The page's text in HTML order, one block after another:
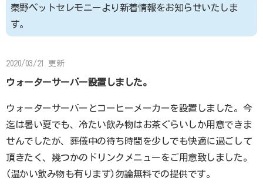
秦野ペットセレモニーより新着情報をお知らせいたしま
す。
2020/03/21 更新
ウォーターサーバー設置しました。
ウォーターサーバーとコーヒーメーカーを設置しました。今
迄は暑い夏でも、冷たい飲み物はお茶ぐらいしか用意できま
せんでしたが、葬儀中の待ち時間を少しでも快適に過ごして
頂きたく、幾つかのドリンクメニューをご用意致しました。
(温かい飲み物も有ります)勿論無料での提供です。